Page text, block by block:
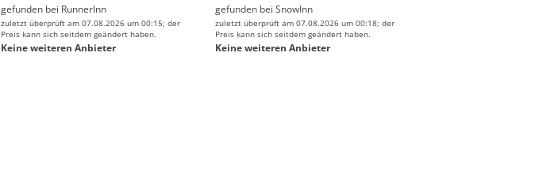
gefunden bei RunnerInn
zuletzt überprüft am 07.08.2026 um 00:15; der
Preis kann sich seitdem geändert haben.
Keine weiteren Anbieter
gefunden bei SnowInn
zuletzt überprüft am 07.08.2026 um 00:18; der
Preis kann sich seitdem geändert haben.
Keine weiteren Anbieter